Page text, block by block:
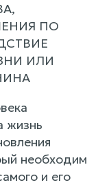
ПО
ИЛИ
жизнь
необходим
и его